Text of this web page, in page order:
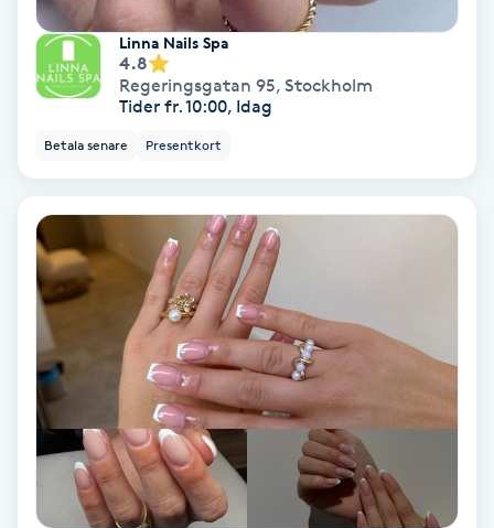
NBE-massage
Olaplexbehandling
Ombre
Ombre brows
Ombre naglar
Linna Nails Spa
4.8
Regeringsgatan 95, Stockholm
Tider fr. 10:00, Idag
Betala senare Presentkort